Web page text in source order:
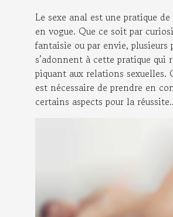
Le sexe anal est une pratique
en vogue. Que ce soit par
fantaisie ou par envie, plusieurs
s’adonnent à cette pratique qui
piquant aux relations sexuelles.
est nécessaire de prendre en
certains aspects pour la